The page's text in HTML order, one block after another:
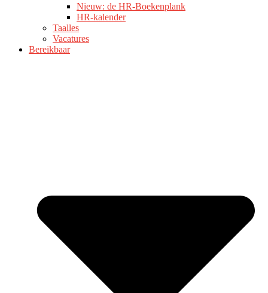
Nieuw: de HR-Boekenplank
HR-kalender
Taalles
Vacatures
Bereikbaar